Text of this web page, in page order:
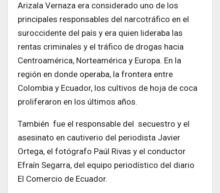
Arizala Vernaza era considerado uno de los
principales responsables del narcotráfico en el
suroccidente del país y era quien lideraba las
rentas criminales y el tráfico de drogas hacia
Centroamérica, Norteamérica y Europa. En la
región en donde operaba, la frontera entre
Colombia y Ecuador, los cultivos de hoja de coca
proliferaron en los últimos años.
También fue el responsable del secuestro y el
asesinato en cautiverio del periodista Javier
Ortega, el fotógrafo Paúl Rivas y el conductor
Efraín Segarra, del equipo periodístico del diario
El Comercio de Ecuador.